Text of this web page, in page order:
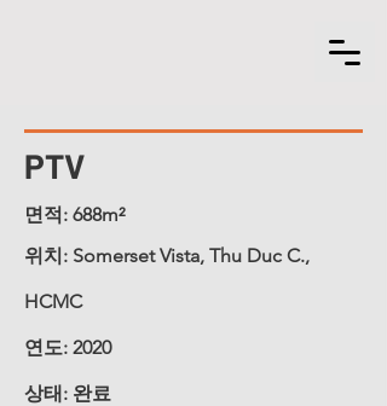
PTV
면적: 688m²
위치: Somerset Vista, Thu Duc C.,
HCMC
연도: 2020
상태: 완료